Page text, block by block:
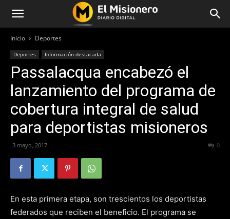
Inicio Deportes
Deportes Información destacada
Passalacqua encabezó el
lanzamiento del programa de
cobertura integral de salud
para deportistas misioneros
3 mayo, 2017 0
En esta primera etapa, son trescientos los deportistas
federados que reciben el beneficio. El programa se